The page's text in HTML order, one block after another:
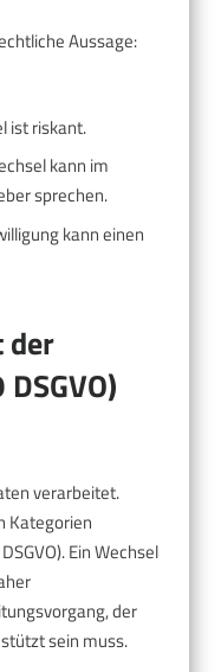
Aussage:
ist riskant.
kann im
sprechen.
kann einen
der
verarbeitet.
Kategorien
Ein Wechsel
der
sein muss.